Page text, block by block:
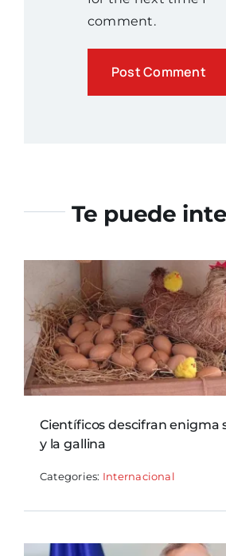
comment.
Te puede
Científicos descifran enigma
y la gallina
Categories: Internacional